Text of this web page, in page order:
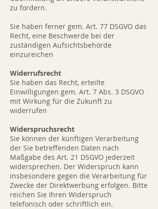
zu fordern.
Sie haben ferner gem. Art. 77 DSGVO das
Recht, eine Beschwerde bei der
zuständigen Aufsichtsbehörde
einzureichen
Widerrufsrecht
Sie haben das Recht, erteilte
Einwilligungen gem. Art. 7 Abs. 3 DSGVO
mit Wirkung für die Zukunft zu
widerrufen
Widerspruchsrecht
Sie können der künftigen Verarbeitung
der Sie betreffenden Daten nach
Maßgabe des Art. 21 DSGVO jederzeit
widersprechen. Der Widerspruch kann
insbesondere gegen die Verarbeitung für
Zwecke der Direktwerbung erfolgen. Bitte
reichen Sie Ihren Widerspruch
telefonisch oder schriftlich ein.